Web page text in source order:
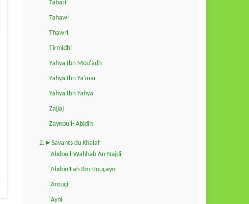
Tabari
Tahawi
Thawri
Tirmidhi
Yahya Ibn Mou'adh
Yahya Ibn Ya'mar
Yahya Ibn Yahya
Zajjaj
Zaynou l-'Abidin
2.►Savants du Khalaf
'Abdou l-Wahhab An-Najdi
'AbdoulLah Ibn Houçayn
'Arouçi
'Ayni